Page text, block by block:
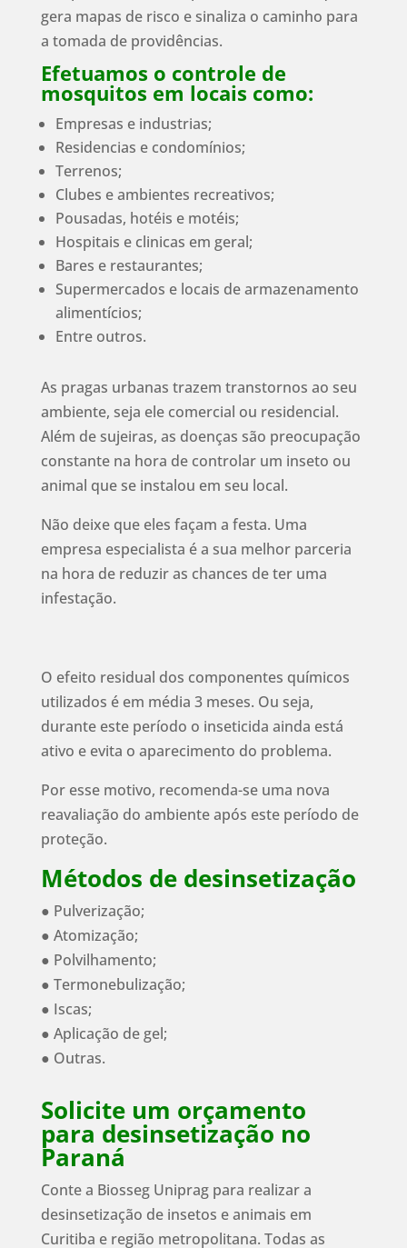
gera mapas de risco e sinaliza o caminho para
a tomada de providências.
Efetuamos o controle de
mosquitos em locais como:
Empresas e industrias;
Residencias e condomínios;
Terrenos;
Clubes e ambientes recreativos;
Pousadas, hotéis e motéis;
Hospitais e clinicas em geral;
Bares e restaurantes;
Supermercados e locais de armazenamento
alimentícios;
Entre outros.
As pragas urbanas trazem transtornos ao seu
ambiente, seja ele comercial ou residencial.
Além de sujeiras, as doenças são preocupação
constante na hora de controlar um inseto ou
animal que se instalou em seu local.
Não deixe que eles façam a festa. Uma
empresa especialista é a sua melhor parceria
na hora de reduzir as chances de ter uma
infestação.
O efeito residual dos componentes químicos
utilizados é em média 3 meses. Ou seja,
durante este período o inseticida ainda está
ativo e evita o aparecimento do problema.
Por esse motivo, recomenda-se uma nova
reavaliação do ambiente após este período de
proteção.
Métodos de desinsetização
● Pulverização;
● Atomização;
● Polvilhamento;
● Termonebulização;
● Iscas;
● Aplicação de gel;
● Outras.
Solicite um orçamento
para desinsetização no
Paraná
Conte a Biosseg Uniprag para realizar a
desinsetização de insetos e animais em
Curitiba e região metropolitana. Todas as